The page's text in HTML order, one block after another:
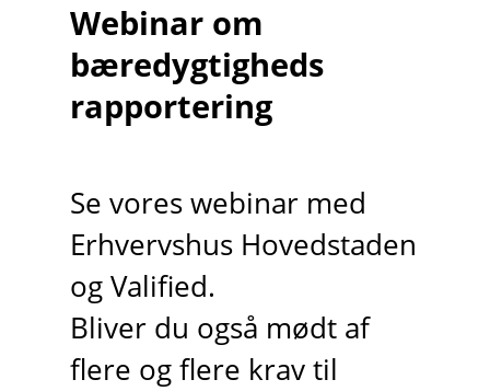
Webinar om
bæredygtigheds
rapportering
Se vores webinar med
Erhvervshus Hovedstaden
og Valified.
Bliver du også mødt af
flere og flere krav til